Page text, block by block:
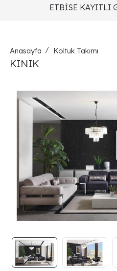
ETBİSE KAYITLI
Anasayfa Koltuk Takımı
KINIK